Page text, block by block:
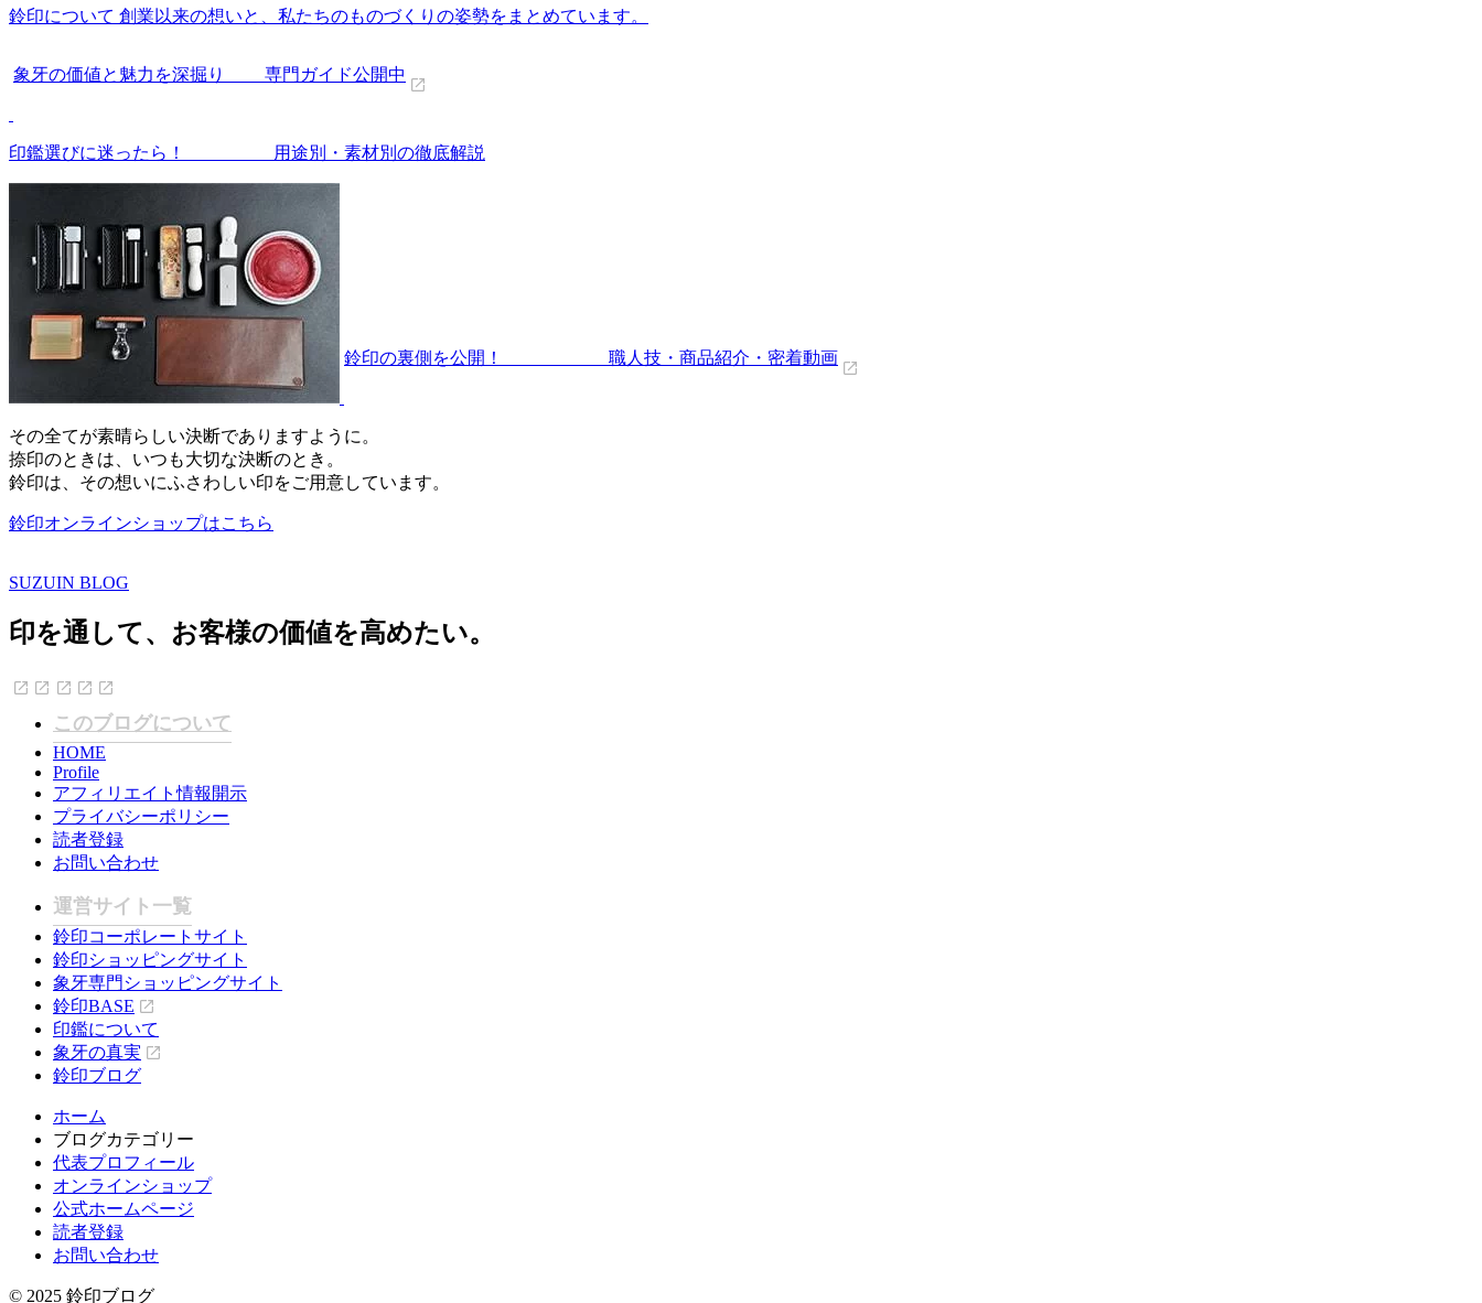
の
ー
鈴印について 創業以来の想いと、私たちのものづくりの姿勢をまとめています。
象牙の価値と魅力を深掘り 専門ガイド公開中
印鑑選びに迷ったら！ 用途別・素材別の徹底解説
鈴印の裏側を公開！ 職人技・商品紹介・密着動画
その全てが素晴らしい決断でありますように。
捺印のときは、いつも大切な決断のとき。
鈴印は、その想いにふさわしい印をご用意しています。
鈴印オンラインショップはこちら
SUZUIN BLOG
印を通して、お客様の価値を高めたい。
このブログについて
HOME
Profile
アフィリエイト情報開示
プライバシーポリシー
読者登録
お問い合わせ
運営サイト一覧
鈴印コーポレートサイト
鈴印ショッピングサイト
象牙専門ショッピングサイト
鈴印BASE
印鑑について
象牙の真実
鈴印ブログ
ホーム
ブログカテゴリー
代表プロフィール
オンラインショップ
公式ホームページ
読者登録
お問い合わせ
© 2025 鈴印ブログ